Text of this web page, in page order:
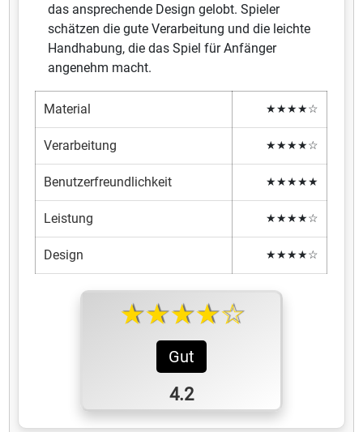
das ansprechende Design gelobt. Spieler
schätzen die gute Verarbeitung und die leichte
Handhabung, die das Spiel für Anfänger
angenehm macht.
Material ★★★★☆
Verarbeitung ★★★★☆
Benutzerfreundlichkeit ★★★★★
Leistung ★★★★☆
Design ★★★★☆
★★★★☆
Gut
4.2